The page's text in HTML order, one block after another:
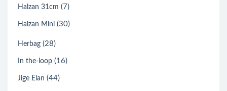
Halzan 31cm (7)
Halzan Mini (30)
Herbag (28)
In the-loop (16)
Jige Elan (44)